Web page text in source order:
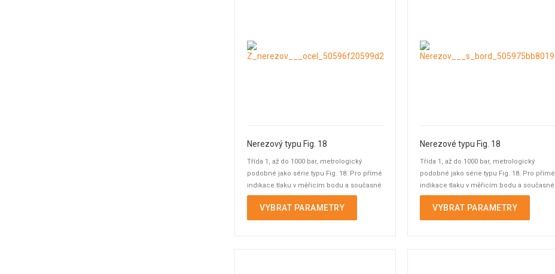
Nerezový typu Fig. 18
Třída 1, až do 1000 bar, metrologický
podobné jako série typu Fig. 18. Pro přímé
indikace tlaku v měřicím bodu a současné
spínání ...
VYBRAT PARAMETRY
Nerezové typu Fig. 18
Třída 1, až do 1000 bar, metrologický
podobné jako série typu Fig. 18. Pro přímé
indikace tlaku v měřicím bodu a současné
spínání ...
VYBRAT PARAMETRY